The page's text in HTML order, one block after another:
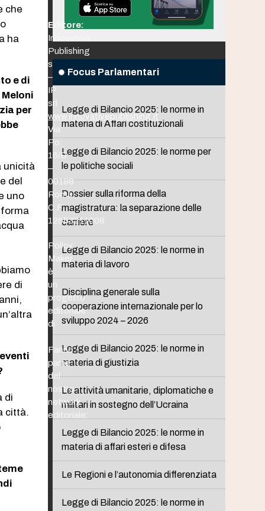
che
ha
e di
per
unicità
del
uno
di
di
città.
Focus Parlamentari
Legge di Bilancio 2025: le norme in
materia di Affari costituzionali
Legge di Bilancio 2025: le norme per
le politiche sociali
Dossier sulla riforma della
magistratura: la separazione delle
carriere
Legge di Bilancio 2025: le norme in
materia di lavoro
Disciplina generale sulla
cooperazione internazionale per lo
sviluppo 2024 – 2026
Legge di Bilancio 2025: le norme in
materia di giustizia
Le attività umanitarie, diplomatiche e
militari in sostegno dell’Ucraina
Legge di Bilancio 2025: le norme in
materia di affari esteri e difesa
Le Regioni e l’autonomia differenziata
Legge di Bilancio 2025: le norme in
Editore:
Innovative
Publishing
srl
–
IP
srl
www.innovativepublishing.it
Via
Po,
16/B
–
00198
Roma
C.F.
12653211008
Policy
Maker
è
un
progetto
editoriale
di
Fanno
parte
del
nostro
network
editoriale: